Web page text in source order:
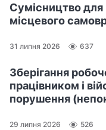
Сумісництво для
місцевого
31 липня 2026 637
Зберігання
працівником і
порушення
29 липня 2026 526